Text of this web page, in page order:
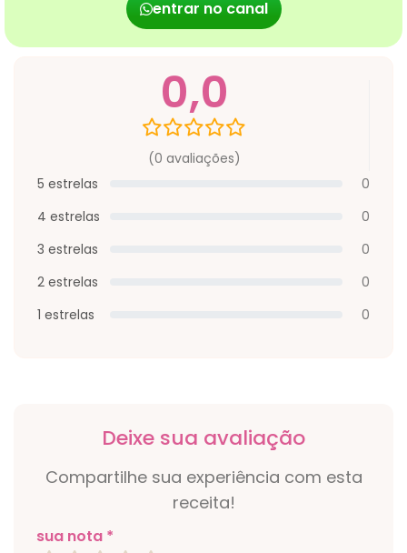
entrar no canal
0,0
(0 avaliações)
5 estrelas
0
4 estrelas
0
3 estrelas
0
2 estrelas
0
1 estrelas
0
Deixe sua avaliação
Compartilhe sua experiência com esta
receita!
sua nota *